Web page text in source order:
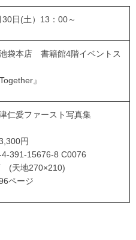
日(土）13：00～
袋本店 書籍館4階イベントス
Together』
仁愛ファースト写真集
円
4-391-15676-8 C0076
(天地270×210)
ページ